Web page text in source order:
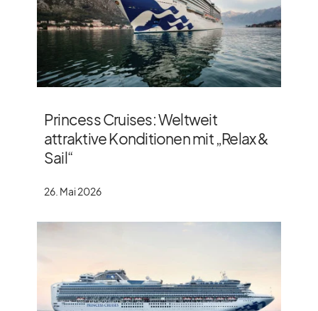
Princess Cruises: Weltweit
attraktive Konditionen mit „Relax &
Sail“
26. Mai 2026